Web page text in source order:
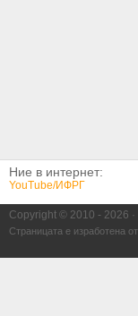
Ние в интернет:
YouTube/ИФРГ
Copyright © 2010 - 2026
Страницата е изработена от